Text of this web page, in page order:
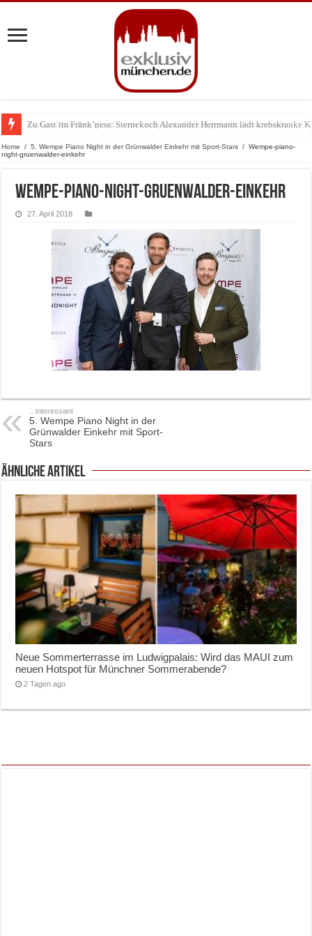
Zu Gast im Fränk’ness: Sternekoch Alexander Herrmann lädt krebskranke
Warum München gerade zum Treffpunkt der Lingerie-Branche wurde
Home / 5. Wempe Piano Night in der Grünwalder Einkehr mit Sport-Stars / Wempe-piano-
night-gruenwalder-einkehr
Wempe-piano-night-gruenwalder-einkehr
27. April 2018
.. interessant
5. Wempe Piano Night in der
Grünwalder Einkehr mit Sport-
Stars
ähnliche Artikel
Neue Sommerterrasse im Ludwigpalais: Wird das MAUI zum
neuen Hotspot für Münchner Sommerabende?
2 Tagen ago